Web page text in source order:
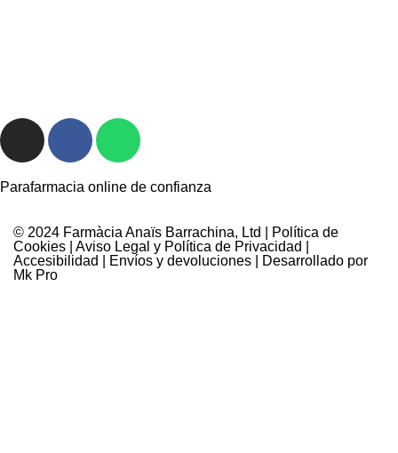
Parafarmacia online de confianza
© 2024 Farmàcia Anaïs Barrachina, Ltd |
Política de
Cookies
Aviso Legal y Política de Privacidad
Accesibilidad
Envíos y devoluciones | Desarrollado por
Mk Pro